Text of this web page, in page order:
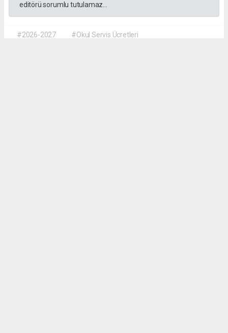
editörü sorumlu tutulamaz...
#2026-2027
#Okul Servis Ücretleri